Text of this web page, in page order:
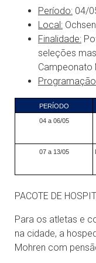
Período: 04/
Local:
Finalidade:
seleções
Campeonato
PERÍODO
04 a 06/05
07 a 13/05
PACOTE DE
Para os atletas e
na cidade, a
Mohren com